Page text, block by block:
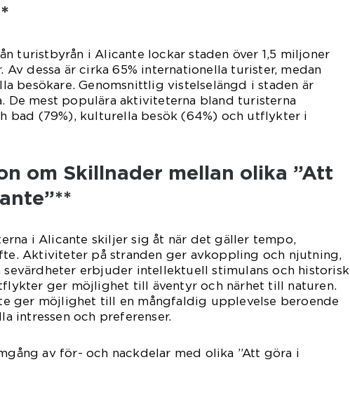
turistbyrån i Alicante lockar staden över 1,5 miljoner
Av dessa är cirka 65% internationella turister, medan
besökare. Genomsnittlig vistelselängd i staden är
De mest populära aktiviteterna bland turisterna
bad (79%), kulturella besök (64%) och utflykter i
om Skillnader mellan olika ”Att
i Alicante skiljer sig åt när det gäller tempo,
Aktiviteter på stranden ger avkoppling och njutning,
sevärdheter erbjuder intellektuell stimulans och historisk
ger möjlighet till äventyr och närhet till naturen.
ger möjlighet till en mångfaldig upplevelse beroende
intressen och preferenser.
av för- och nackdelar med olika ”Att göra i